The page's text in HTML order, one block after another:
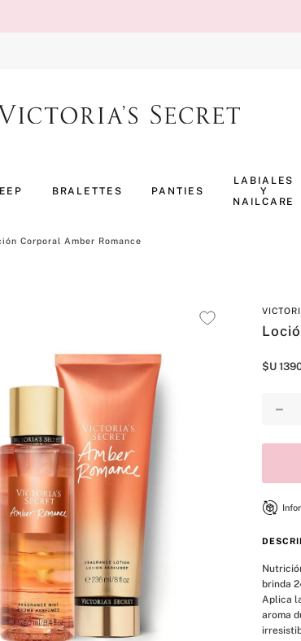
BRALETTES PANTIES
LABIALES
Y
NAILCARE
Corporal Amber Romance
$U
－
brinda
Aplica
aroma
8.
9
10. bare vanilla